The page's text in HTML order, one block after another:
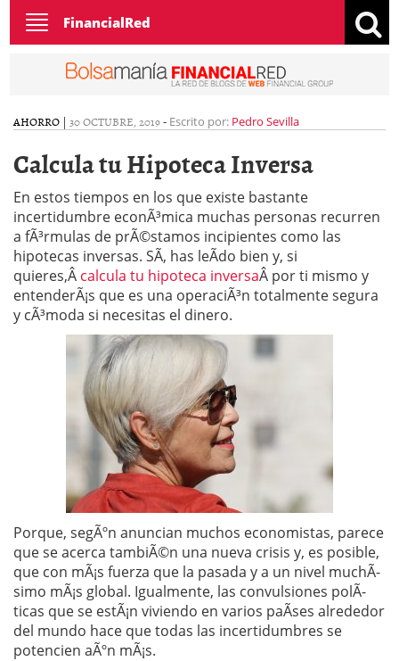
Toggle
navigation
FinancialRed
AHORRO | 30 OCTUBRE, 2019- Escrito por: Pedro Sevilla
Calcula tu Hipoteca Inversa
En estos tiempos en los que existe bastante
incertidumbre econÃ³mica muchas personas recurren
a fÃ³rmulas de prÃ©stamos incipientes como las
hipotecas inversas. SÃ­, has leÃ­do bien y, si
quieres,Â calcula tu hipoteca inversaÂ por ti mismo y
entenderÃ¡s que es una operaciÃ³n totalmente segura
y cÃ³moda si necesitas el dinero.
Porque, segÃºn anuncian muchos economistas, parece
que se acerca tambiÃ©n una nueva crisis y, es posible,
que con mÃ¡s fuerza que la pasada y a un nivel muchÃ­
simo mÃ¡s global. Igualmente, las convulsiones polÃ­
ticas que se estÃ¡n viviendo en varios paÃ­ses alrededor
del mundo hace que todas las incertidumbres se
potencien aÃºn mÃ¡s.